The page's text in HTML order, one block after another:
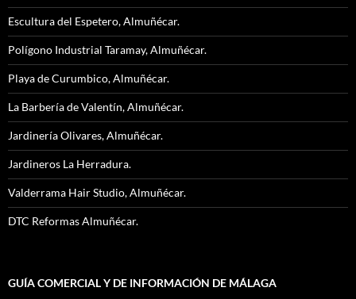
Escultura del Espetero, Almuñécar.
Polígono Industrial Taramay, Almuñécar.
Playa de Curumbico, Almuñécar.
La Barbería de Valentín, Almuñécar.
Jardinería Olivares, Almuñécar.
Jardineros La Herradura.
Valderrama Hair Studio, Almuñécar.
DTC Reformas Almuñécar.
GUÍA COMERCIAL Y DE INFORMACIÓN DE MÁLAGA